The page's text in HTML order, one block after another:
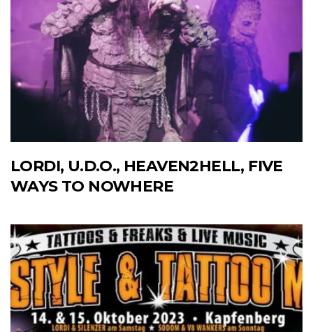
LORDI, U.D.O., HEAVEN2HELL, FIVE
WAYS TO NOWHERE